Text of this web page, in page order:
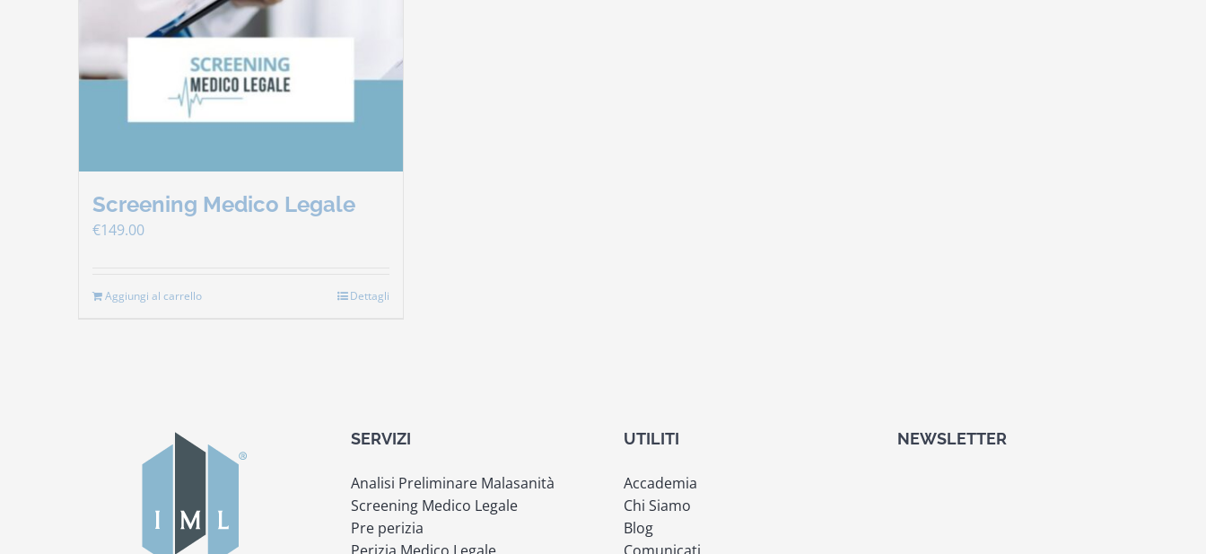
Screening Medico Legale
€149.00
Aggiungi al carrello Dettagli
SERVIZI
Analisi Preliminare Malasanità
Screening Medico Legale
Pre perizia
UTILITI
Accademia
Chi Siamo
Blog
NEWSLETTER